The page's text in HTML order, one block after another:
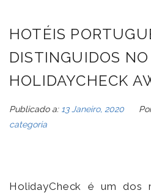
HOTÉIS
DISTINGUIDOS NO
HOLIDAYCHECK
Publicado a: 13 Janeiro, 2020
categoria
HolidayCheck é um dos